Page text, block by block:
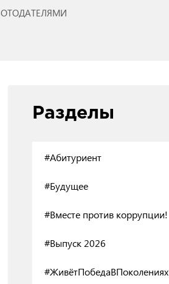
Разделы
#Абитуриент
#Будущее
#Вместе против коррупции!
#Выпуск 2026
#ЖивётПобедаВПоколениях